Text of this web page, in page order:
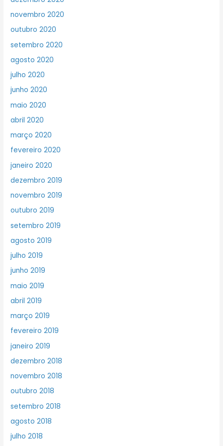
novembro 2020
outubro 2020
setembro 2020
agosto 2020
julho 2020
junho 2020
maio 2020
abril 2020
março 2020
fevereiro 2020
janeiro 2020
dezembro 2019
novembro 2019
outubro 2019
setembro 2019
agosto 2019
julho 2019
junho 2019
maio 2019
abril 2019
março 2019
fevereiro 2019
janeiro 2019
dezembro 2018
novembro 2018
outubro 2018
setembro 2018
agosto 2018
julho 2018